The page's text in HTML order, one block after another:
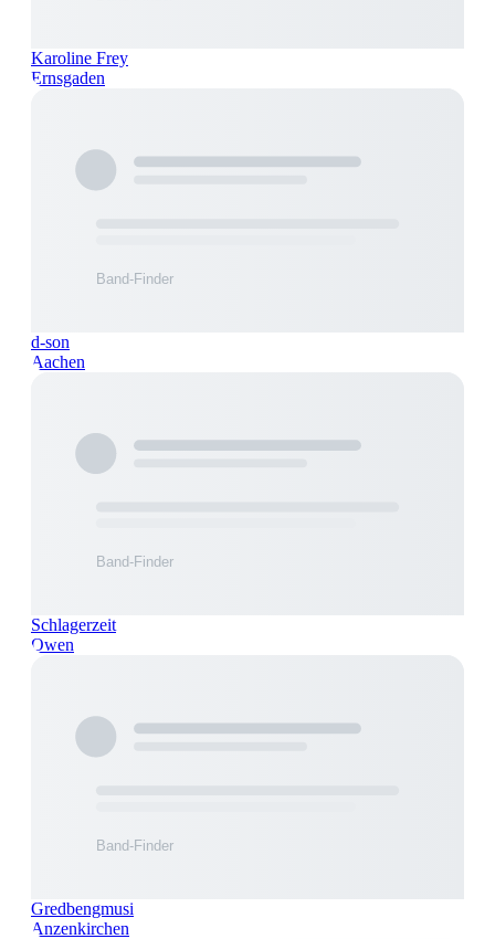
Karoline Frey
Ernsgaden
d-son
Aachen
Schlagerzeit
Owen
Gredbengmusi
Anzenkirchen